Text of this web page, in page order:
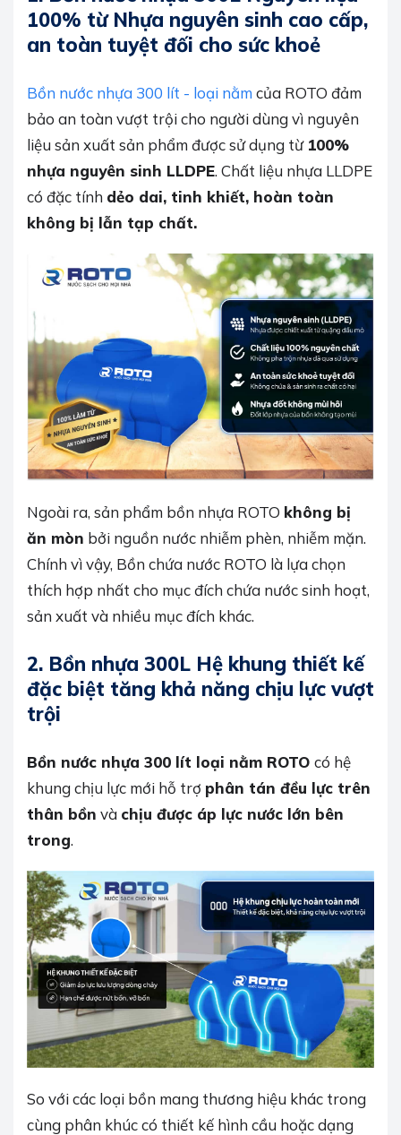
100% từ Nhựa nguyên sinh cao cấp,
an toàn tuyệt đối cho sức khoẻ
Bồn nước nhựa 300 lít - loại nằm của ROTO đảm
bảo an toàn vượt trội cho người dùng vì nguyên
liệu sản xuất sản phẩm được sử dụng từ 100%
nhựa nguyên sinh LLDPE. Chất liệu nhựa LLDPE
có đặc tính dẻo dai, tinh khiết, hoàn toàn
không bị lẫn tạp chất.
Ngoài ra, sản phẩm bồn nhựa ROTO không bị
ăn mòn bởi nguồn nước nhiễm phèn, nhiễm mặn.
Chính vì vậy, Bồn chứa nước ROTO là lựa chọn
thích hợp nhất cho mục đích chứa nước sinh hoạt,
sản xuất và nhiều mục đích khác.
2. Bồn nhựa 300L Hệ khung thiết kế
đặc biệt tăng khả năng chịu lực vượt
trội
Bồn nước nhựa 300 lít loại nằm ROTO có hệ
khung chịu lực mới hỗ trợ phân tán đều lực trên
thân bồn và chịu được áp lực nước lớn bên
trong.
So với các loại bồn mang thương hiệu khác trong
cùng phân khúc có thiết kế hình cầu hoặc dạng